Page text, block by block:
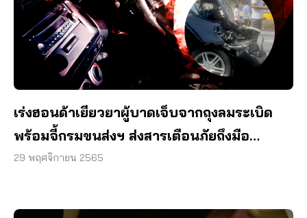
เร่งฮอนด้าเยียวยาผู้บาดเจ็บจากถุงลมระเบิด
พร้อมจี้กรมขนส่งฯ ส่งสารเตือนภัยถึงมือ
เจ้าของรถ
29 พฤศจิกายน 2565